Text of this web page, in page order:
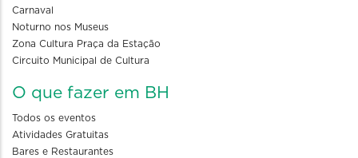
Carnaval
Noturno nos Museus
Zona Cultura Praça da Estação
Circuito Municipal de Cultura
O que fazer em BH
Todos os eventos
Atividades Gratuitas
Bares e Restaurantes